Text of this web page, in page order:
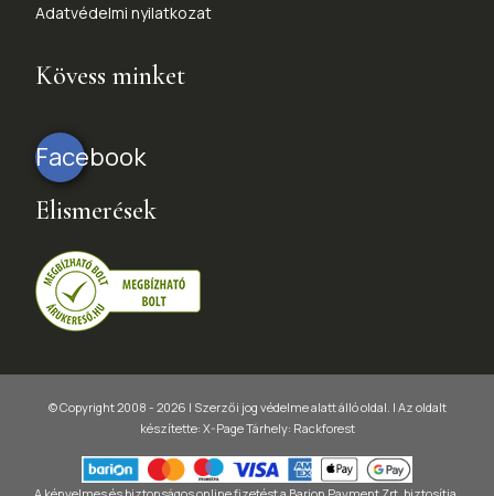
Adatvédelmi nyilatkozat
Kövess minket
Facebook
Elismerések
© Copyright 2008 - 2026 | Szerzői jog védelme alatt álló oldal. | Az oldalt
készítette: X-PageTárhely: Rackforest